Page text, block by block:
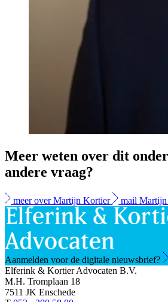
Meer weten over dit
andere vraag?
meer over Martijn Kortier mail
Aanmelden voor de digitale nieuwsbrief?
Elferink & Kortier Advocaten B.V.
M.H. Tromplaan 18
7511 JK Enschede